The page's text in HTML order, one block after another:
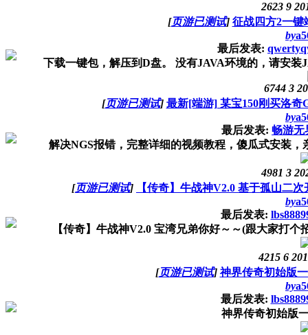
2623 9
[页游已测试] 征战四方2一键
by
最后发表:
下载一键包，解压到D盘。 没有JAVA环境的，请安
6744 3
[页游已测试] 最新[端游] 某宝150刚买洛奇
by
最后发表: 畅游无
解决NGS报错，完整详细的视频教程，傻瓜式安装
4981 3
[页游已测试]
【传奇】牛战神V2.0 基于孤山二
by
最后发表:
【传奇】牛战神V2.0 宝湾兄弟你好～～(跟大家打
4215 6
[页游已测试] 神界传奇初始版
by
最后发表:
神界传奇初始版